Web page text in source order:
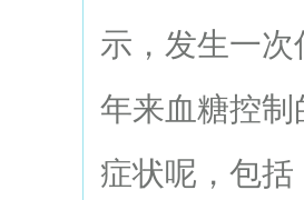
示，发生一
年来血糖控
症状呢，包